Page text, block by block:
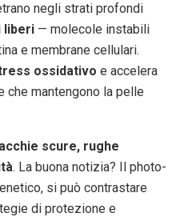
negli strati profondi
liberi — molecole instabili
e membrane cellulari.
ossidativo e accelera
che mantengono la pelle
scure, rughe
. La buona notizia? Il photo-
si può contrastare
di protezione e